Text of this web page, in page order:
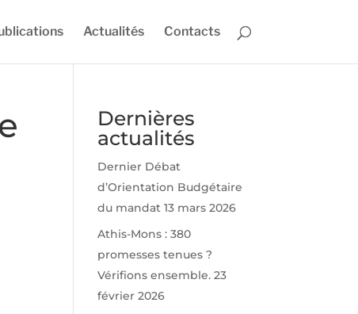
Actualités Contacts
Dernières
actualités
Dernier Débat
d’Orientation Budgétaire
du mandat 13 mars 2026
Athis-Mons : 380
promesses tenues ?
Vérifions ensemble. 23
février 2026